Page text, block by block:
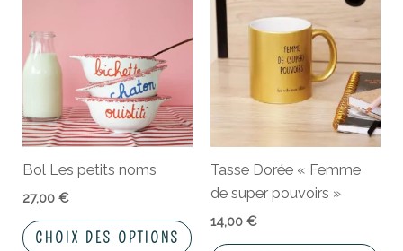
Bol Les petits noms
27,00€
CHOIX DES OPTIONS
produit
a
plusieurs
Les
options
peuvent
être
choisies
la
Tasse Dorée « Femme
de super pouvoirs »
14,00 €